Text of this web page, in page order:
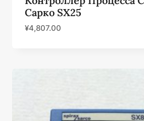
Сарко SX25
¥4,807.00